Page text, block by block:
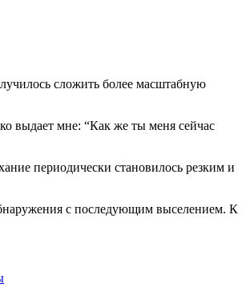
сложить более масштабную
выдает мне: “Как же ты меня сейчас
периодически становилось резким и
с последующим выселением. К